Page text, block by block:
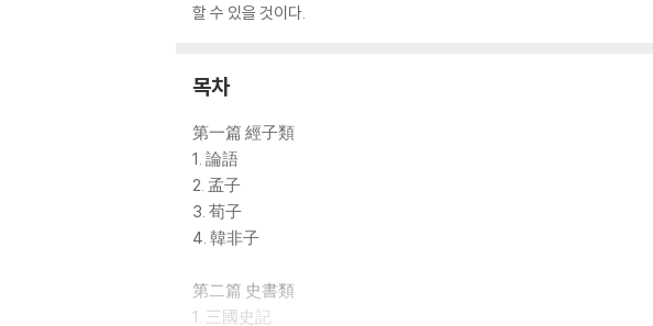
할 수 있을 것이다.
목차
第一篇 經子類
1. 論語
2. 孟子
3. 荀子
4. 韓非子
第二篇 史書類
1. 三國史記